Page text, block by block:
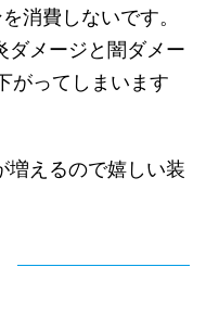
消費しないです。
ダメージと闇ダメー
がってしまいます
増えるので嬉しい装